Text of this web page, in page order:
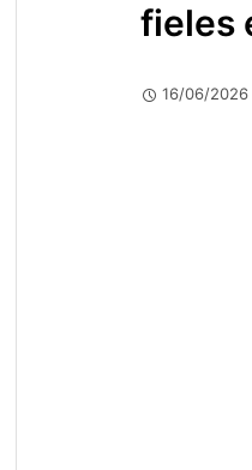
fieles
16/06/2026